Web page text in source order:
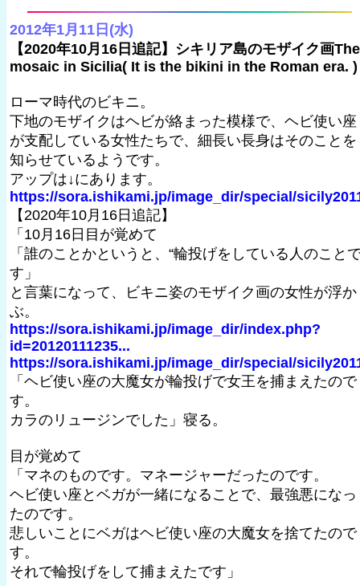
2012年1月11日(水)
【2020年10月16日追記】シキリア島のモザイク画The
mosaic in Sicilia( It is the bikini in the Roman era. )
ローマ時代のビキニ。
下地のモザイクはヘビが絡まった模様で、ヘビ使い座
が支配している女性たちで、細長い長身はそのことを
知らせているようです。
アップは↓にあります。
https://sora.ishikami.jp/image_dir/special/
【2020年10月16日追記】
「10月16日目が覚めて
「誰のことかというと、“輪投げをしている人のこと
す」
と言葉になって、ビキニ姿のモザイク画の女性が浮か
ぶ。
https://sora.ishikami.jp/image_dir/index.php?
id=20120111235...
https://sora.ishikami.jp/image_dir/special/
「ヘビ使い座の大魔女が輪投げで女王を捕まえたので
す。
カラのリュージンでした」寝る。
目が覚めて
「マネのものです。マネージャーだったのです。
ヘビ使い座とベガが一緒になることで、最強悪になっ
たのです。
悲しいことにベガはヘビ使い座の大魔女を捨てたので
す。
それで輪投げをして捕まえたです」